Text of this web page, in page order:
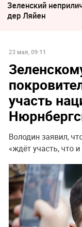
Зеленский
дер Ляйен
23 мая, 09:11
участь
Володин заявил,
«ждёт участь, что